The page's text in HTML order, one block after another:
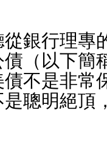
銀行理專
（以下簡
不是非常
聰明絕頂